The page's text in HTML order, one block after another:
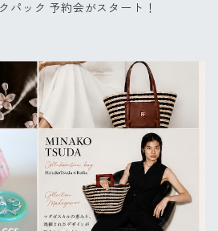
パック 予約会がスタート！